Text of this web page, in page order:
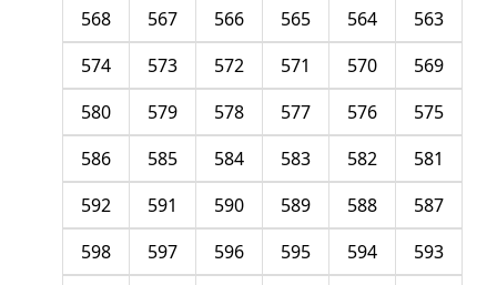
563
564
565
566
567
568
569
570
571
572
573
574
575
576
577
578
579
580
581
582
583
584
585
586
587
588
589
590
591
592
593
594
595
596
597
598